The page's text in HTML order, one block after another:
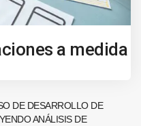
a medida
DE DESARROLLO DE
ANÁLISIS DE